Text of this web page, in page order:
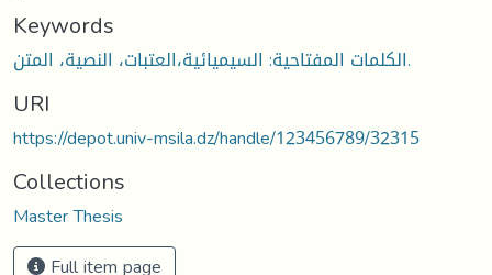
Keywords
الكلمات المفتاحية: السيميائية،العتبات، النصية، المتن.
URI
https://depot.univ-msila.dz/handle/123456789/32315
Collections
Master Thesis
Full item page